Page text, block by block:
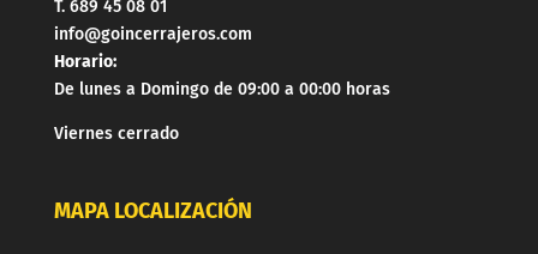
T. 689 45 08 01
info@goincerrajeros.com
Horario:
De lunes a Domingo de 09:00 a 00:00 horas
Viernes cerrado
MAPA LOCALIZACIÓN